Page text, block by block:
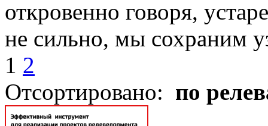
откровенно говоря,
не сильно, мы сохраним
1 2
Отсортировано: по